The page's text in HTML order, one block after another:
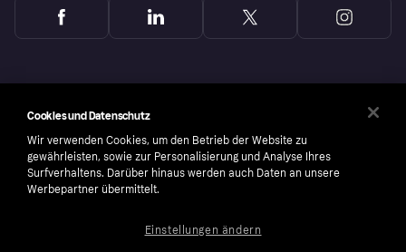
Cookies und Datenschutz
Wir verwenden Cookies, um den Betrieb der Website zu
gewährleisten, sowie zur Personalisierung und Analyse Ihres
Surfverhaltens. Darüber hinaus werden auch Daten an unsere
Werbepartner übermittelt.
Einstellungen ändern